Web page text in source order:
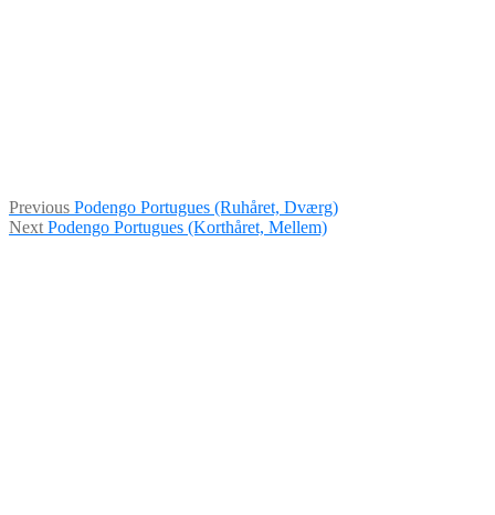
Indlægsnavigation
Previous Previous
post:
Podengo Portugues (Ruhåret, Dværg)
Next Next
Podengo Portugues (Korthåret, Mellem)